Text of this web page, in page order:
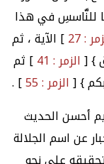
للنَّاسسِ في هذا
: 27
] الآية ، ثم
} [الزمر : 41
] ثم
} [الزمر : 55
] .
أحسن الحديث
عن اسم الجلالة